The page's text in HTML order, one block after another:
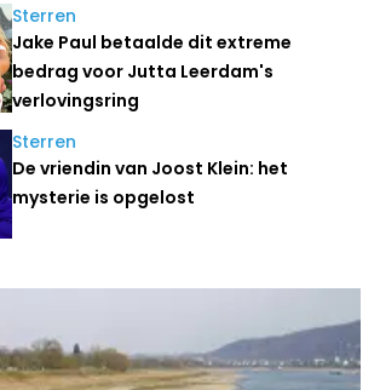
Sterren
Jake Paul betaalde dit extreme
bedrag voor Jutta Leerdam's
verlovingsring
Sterren
De vriendin van Joost Klein: het
mysterie is opgelost